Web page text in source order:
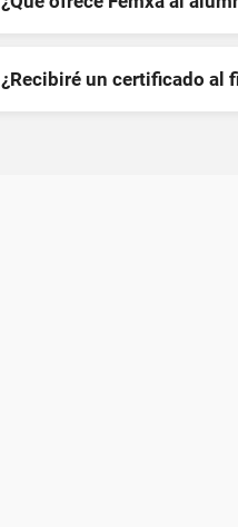
¿Recibiré un certificado al